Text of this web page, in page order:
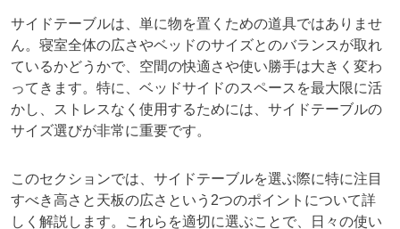
サイドテーブルは、単に物を置くための道具ではありませ
ん。寝室全体の広さやベッドのサイズとのバランスが取れ
ているかどうかで、空間の快適さや使い勝手は大きく変わ
ってきます。特に、ベッドサイドのスペースを最大限に活
かし、ストレスなく使用するためには、サイドテーブルの
サイズ選びが非常に重要です。
このセクションでは、サイドテーブルを選ぶ際に特に注目
すべき高さと天板の広さという2つのポイントについて詳
しく解説します。これらを適切に選ぶことで、日々の使い